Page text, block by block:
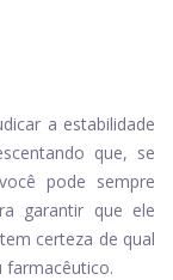
a estabilidade
que, se
pode sempre
garantir que ele
certeza de qual
farmacêutico.